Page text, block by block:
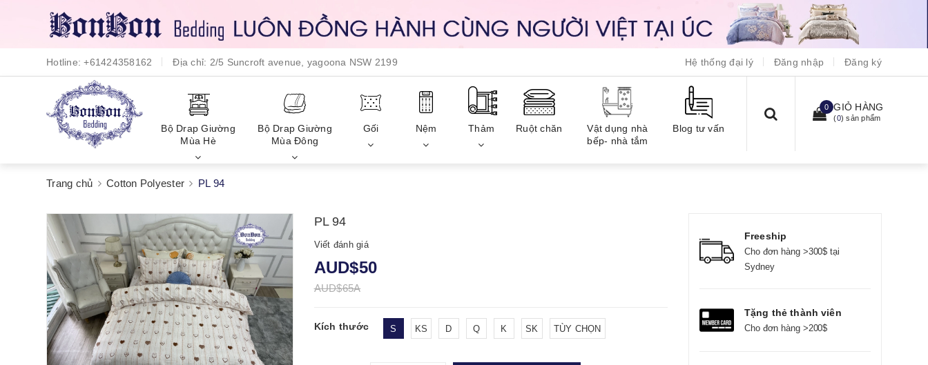
Hotline:+61424358162 Địa chỉ: 2/5 Suncroft avenue, yagoona NSW 2199 Hệ thống đại lý Đăng nhập Đăng ký
Bộ Drap Giường
Mùa Hè
Bộ Drap Giường
Mùa Đông
Gối Nệm Thảm Ruột chăn
Vật dụng nhà
bếp- nhà tắm
Blog tư vấn
0 GIỎ HÀNG
(0) sản phẩm
Trang chủ Cotton Polyester PL 94
PL 94
Viết đánh giá
AUD$50
AUD$65A
Kích thước S KS D Q K SK TÙY CHỌN
Freeship
Cho đơn hàng >300$ tại
Sydney
Tặng thẻ thành viên
Cho đơn hàng >200$